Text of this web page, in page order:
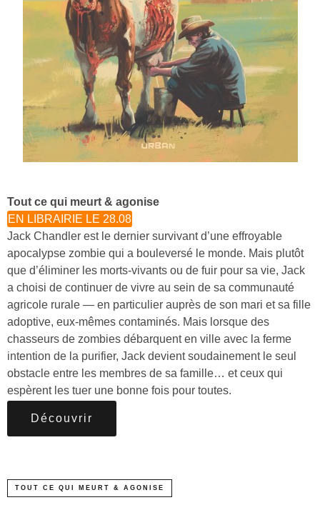
Tout ce qui meurt & agonise
EN LIBRAIRIE LE 28.08
Jack Chandler est le dernier survivant d’une effroyable
apocalypse zombie qui a bouleversé le monde. Mais plutôt
que d’éliminer les morts-vivants ou de fuir pour sa vie, Jack
a choisi de continuer de vivre au sein de sa communauté
agricole rurale — en particulier auprès de son mari et sa fille
adoptive, eux-mêmes contaminés. Mais lorsque des
chasseurs de zombies débarquent en ville avec la ferme
intention de la purifier, Jack devient soudainement le seul
obstacle entre les membres de sa famille… et ceux qui
espèrent les tuer une bonne fois pour toutes.
Découvrir
TOUT CE QUI MEURT & AGONISE